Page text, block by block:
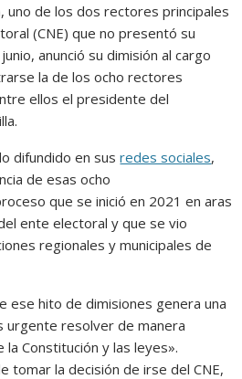
uno de los dos rectores principales
(CNE) que no presentó su
anunció su dimisión al cargo
la de los ocho rectores
ellos el presidente del
difundido en susredes sociales,
de esas ocho
que se inició en 2021 en aras
ente electoral y que se vio
regionales y municipales de
ese hito de dimisiones genera una
urgente resolver de manera
Constitución y las leyes».
tomar la decisión de irse del CNE,